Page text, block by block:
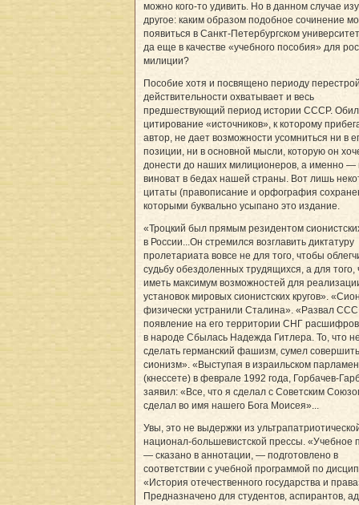
можно кого-то удивить. Но в данном случае
другое: каким образом подобное сочинение
появиться в Санкт-Петербургском
да еще в качестве «учебного пособия» для
милиции?
Пособие хотя и посвящено периоду
действительности охватывает и весь
предшествующий период истории СССР.
цитирование «источников», к которому
автор, не дает возможности усомниться ни в
позиции, ни в основной мысли, которую он
донести до наших милиционеров, а именно —
виноват в бедах нашей страны. Вот лишь
цитаты (правописание и орфография
которыми буквально усыпано это издание.
«Троцкий был прямым резидентом
в России...Он стремился возглавить диктатуру
пролетариата вовсе не для того, чтобы
судьбу обездоленных трудящихся, а для того,
иметь максимум возможностей для
установок мировых сионистских кругов».
физически устранили Сталина». «Развал
появление на его территории СНГ
в народе Сбылась Надежда Гитлера. То, что
сделать германский фашизм, сумел совершить
сионизм». «Выступая в израильском
(кнессете) в феврале 1992 года, Горбачев-
заявил: «Все, что я сделал с Советским
сделал во имя нашего Бога Моисея»...
Увы, это не выдержки из
национал-большевистской прессы. «Учебное
— сказано в аннотации, — подготовлено в
соответствии с учебной программой по
«История отечественного государства и
Предназначено для студентов, аспирантов,